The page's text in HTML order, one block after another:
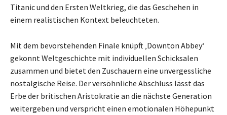
Titanic und den Ersten Weltkrieg, die das Geschehen in
einem realistischen Kontext beleuchteten.
Mit dem bevorstehenden Finale knüpft ‚Downton Abbey‘
gekonnt Weltgeschichte mit individuellen Schicksalen
zusammen und bietet den Zuschauern eine unvergessliche
nostalgische Reise. Der versöhnliche Abschluss lässt das
Erbe der britischen Aristokratie an die nächste Generation
weitergeben und verspricht einen emotionalen Höhepunkt